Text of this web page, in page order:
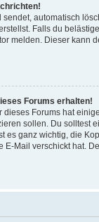
automatisch
Falls du
melden. Dieser kann
Forums erhalten!
Forums hat
sollen. Du solltest
es ganz wichtig, die
Mail verschickt hat.